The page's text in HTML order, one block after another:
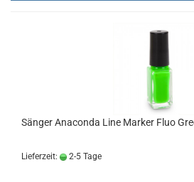
Sänger Anaconda Line Marker Fluo
Lieferzeit: 2-5 Tage